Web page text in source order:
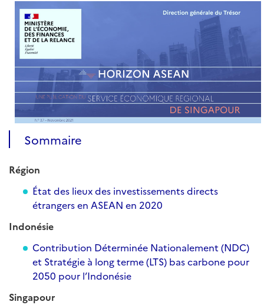
Sommaire
Région
État des lieux des investissements directs
étrangers en ASEAN en 2020
Indonésie
Contribution Déterminée Nationalement (NDC)
et Stratégie à long terme (LTS) bas carbone pour
2050 pour l’Indonésie
Singapour